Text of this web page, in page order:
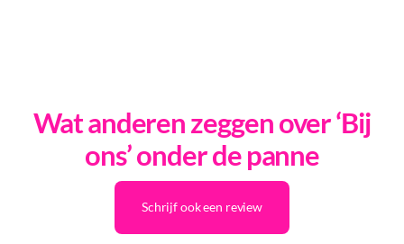
Wat anderen zeggen over ‘Bij
ons’ onder de panne
Schrijf ook een review